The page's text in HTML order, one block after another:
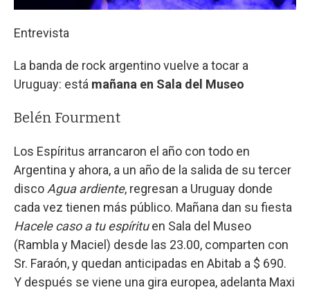
Entrevista
La banda de rock argentino vuelve a tocar a
Uruguay: está mañana en Sala del Museo
Belén Fourment
Los Espíritus arrancaron el año con todo en
Argentina y ahora, a un año de la salida de su tercer
disco Agua ardiente, regresan a Uruguay donde
cada vez tienen más público. Mañana dan su fiesta
Hacele caso a tu espírituen Sala del Museo
(Rambla y Maciel) desde las 23.00, comparten con
Sr. Faraón, y quedan anticipadas en Abitab a $ 690.
Y después se viene una gira europea, adelanta Maxi